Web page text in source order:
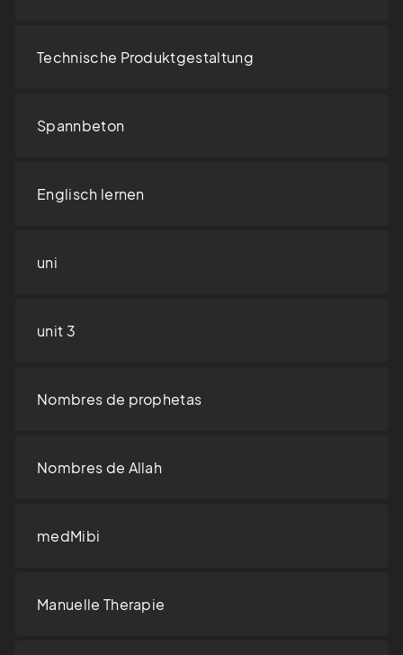
Technische Produktgestaltung
Spannbeton
Englisch lernen
uni
unit 3
Nombres de prophetas
Nombres de Allah
medMibi
Manuelle Therapie